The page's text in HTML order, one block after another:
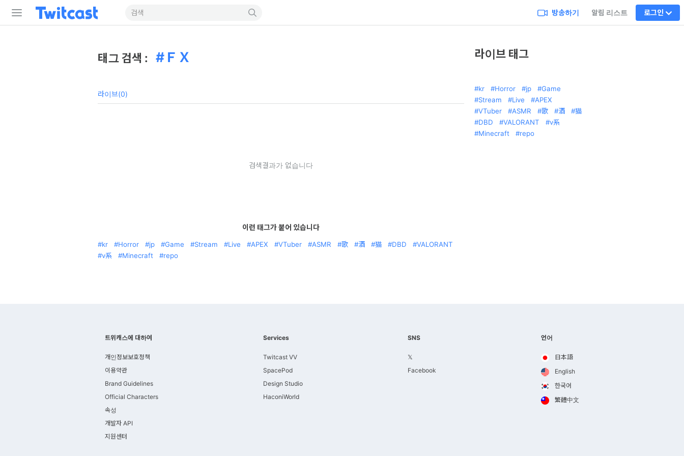
방송하기 알림 리스트 로그인
태그 검색 : ＦＸ
라이브(0)
검색결과가 없습니다
이런 태그가 붙어 있습니다
kr Horror jp Game Stream Live APEX VTuber ASMR 歌 酒 猫 DBD
VALORANT
v系
Minecraft repo
라이브 태그
kr Horror jp
Game
Stream
Live
APEX
VTuber
ASMR 歌 酒
猫
DBD
VALORANT
v系
Minecraft
repo
트위캐스에 대하여
개인정보보호정책
이용약관
Brand Guidelines
Official Characters
속성
개발자 API
지원센터
Services
Twitcast VV
SpacePod
Design Studio
HaconiWorld
SNS
𝕏
Facebook
언어
日本語
English
한국어
繁體中文